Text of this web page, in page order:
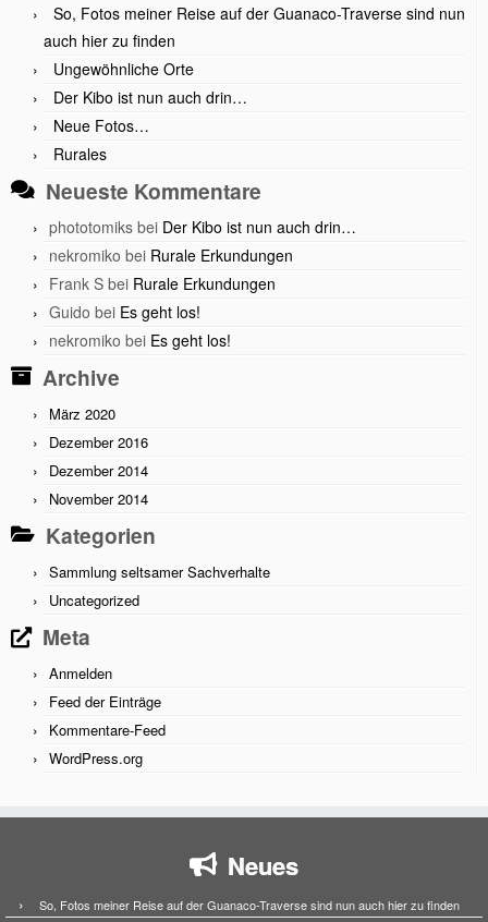
So, Fotos meiner Reise auf der Guanaco-Traverse sind nun
auch hier zu finden
Ungewöhnliche Orte
Der Kibo ist nun auch drin…
Neue Fotos…
Rurales
Neueste Kommentare
phototomiks bei Der Kibo ist nun auch drin…
nekromiko bei Rurale Erkundungen
Frank S bei Rurale Erkundungen
Guido bei Es geht los!
nekromiko bei Es geht los!
Archive
März 2020
Dezember 2016
Dezember 2014
November 2014
Kategorien
Sammlung seltsamer Sachverhalte
Uncategorized
Meta
Anmelden
Feed der Einträge
Kommentare-Feed
WordPress.org
Neues
So, Fotos meiner Reise auf der Guanaco-Traverse sind nun auch hier zu finden